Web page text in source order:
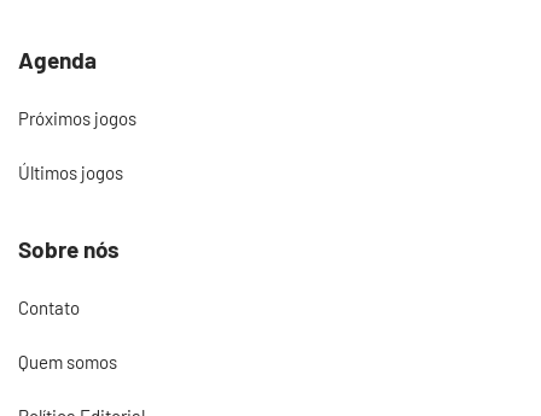
Agenda
Próximos jogos
Últimos jogos
Sobre nós
Contato
Quem somos